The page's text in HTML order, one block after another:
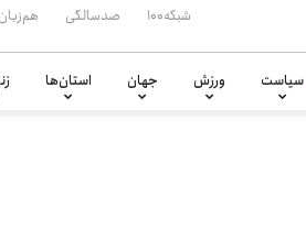
شبکه۱۰۰ صدسالگی هم‌زبان
سیاست ورزش جهان استان‌ها